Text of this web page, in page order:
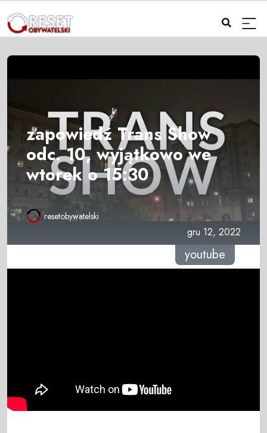
zapowiedź Trans Show
odc. 10, wyjątkowo we
wtorek o 15:30
resetobywatelski
gru 12, 2022
youtube